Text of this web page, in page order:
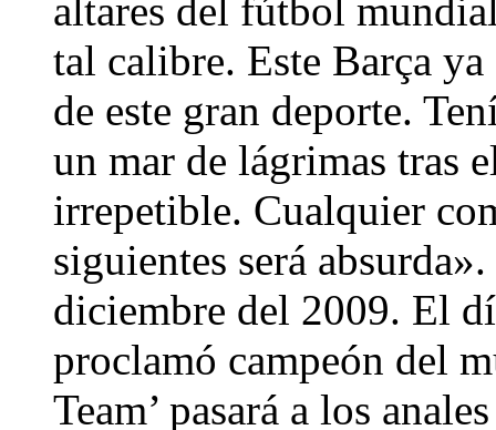
altares del fútbol
tal calibre. Este Barça
de este gran deporte.
un mar de lágrimas tras
irrepetible. Cualquier
siguientes será
diciembre del 2009. El
proclamó campeón del
Team’ pasará a los